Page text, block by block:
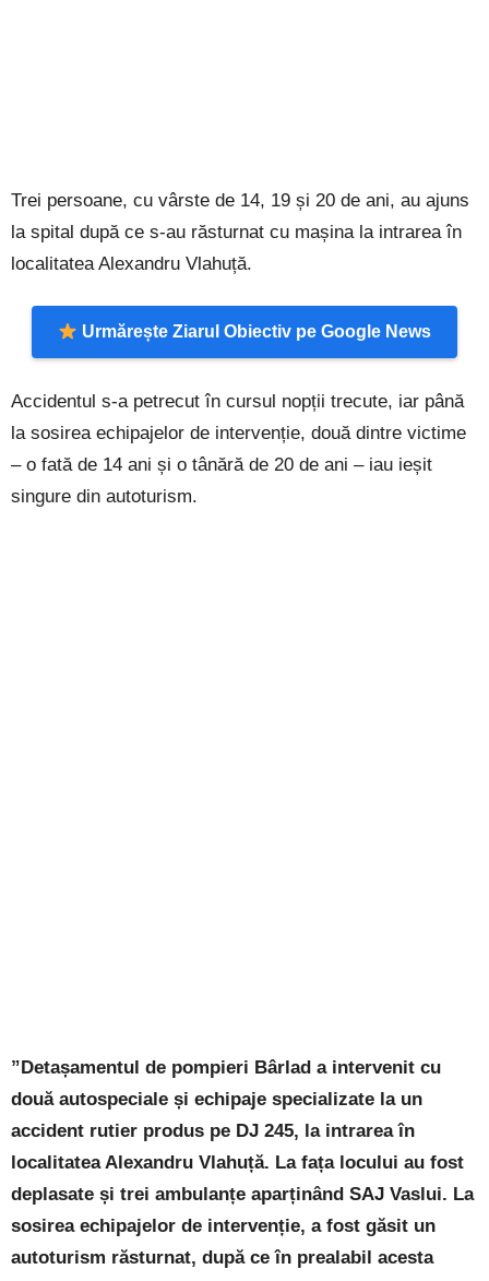
Trei persoane, cu vârste de 14, 19 și 20 de ani, au ajuns
la spital după ce s-au răsturnat cu mașina la intrarea în
localitatea Alexandru Vlahuță.
Urmărește Ziarul Obiectiv pe Google News
Accidentul s-a petrecut în cursul nopții trecute, iar până
la sosirea echipajelor de intervenție, două dintre victime
– o fată de 14 ani și o tânără de 20 de ani – iau ieșit
singure din autoturism.
”Detașamentul de pompieri Bârlad a intervenit cu
două autospeciale și echipaje specializate la un
accident rutier produs pe DJ 245, la intrarea în
localitatea Alexandru Vlahuță. La fața locului au fost
deplasate și trei ambulanțe aparținând SAJ Vaslui. La
sosirea echipajelor de intervenție, a fost găsit un
autoturism răsturnat, după ce în prealabil acesta